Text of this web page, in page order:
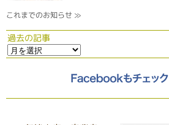
これまでのお知らせ ≫
過去の記事